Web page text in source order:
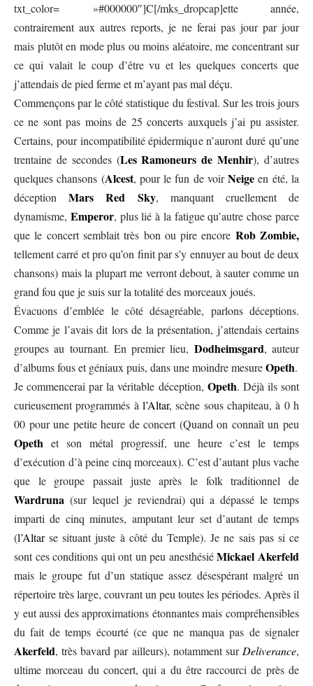
txt_color= »#000000″]C[/mks_dropcap]ette année,
contrairement aux autres reports, je ne ferai pas jour par jour
mais plutôt en mode plus ou moins aléatoire, me concentrant sur
ce qui valait le coup d’être vu et les quelques concerts que
j’attendais de pied ferme et m’ayant pas mal déçu.
Commençons par le côté statistique du festival. Sur les trois jours
ce ne sont pas moins de 25 concerts auxquels j’ai pu assister.
Certains, pour incompatibilité épidermique n’auront duré qu’une
trentaine de secondes (Les Ramoneurs de Menhir), d’autres
quelques chansons (Alcest, pour le fun de voirNeige en été, la
déception Mars Red Sky, manquant cruellement de
dynamisme, Emperor, plus lié à la fatigue qu’autre chose parce
que le concert semblait très bon ou pire encore Rob Zombie,
tellement carré et pro qu’on finit par s’y ennuyer au bout de deux
chansons) mais la plupart me verront debout, à sauter comme un
grand fou que je suis sur la totalité des morceaux joués.
Évacuons d’emblée le côté désagréable, parlons déceptions.
Comme je l’avais dit lors de la présentation, j’attendais certains
groupes au tournant. En premier lieu, Dodheimsgard, auteur
d’albums fous et géniaux puis, dans une moindre mesureOpeth.
Je commencerai par la véritable déception, Opeth. Déjà ils sont
curieusement programmés à l’Altar, scène sous chapiteau, à 0 h
00 pour une petite heure de concert (Quand on connaît un peu
Opeth et son métal progressif, une heure c’est le temps
d’exécution d’à peine cinq morceaux). C’est d’autant plus vache
que le groupe passait juste après le folk traditionnel de
Wardruna (sur lequel je reviendrai) qui a dépassé le temps
imparti de cinq minutes, amputant leur set d’autant de temps
(l’Altarse situant juste à côté du Temple). Je ne sais pas si ce
sont ces conditions qui ont un peu anesthésiéMickael Akerfeld
mais le groupe fut d’un statique assez désespérant malgré un
répertoire très large, couvrant un peu toutes les périodes. Après il
y eut aussi des approximations étonnantes mais compréhensibles
du fait de temps écourté (ce que ne manqua pas de signaler
Akerfeld, très bavard par ailleurs), notamment surDeliverance,
ultime morceau du concert, qui a du être raccourci de près de